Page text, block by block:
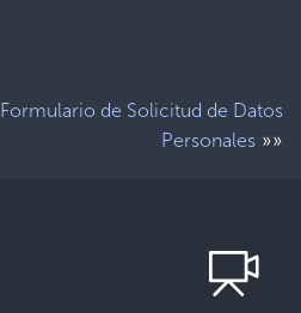
Formulario de Solicitud de Datos
Personales»»